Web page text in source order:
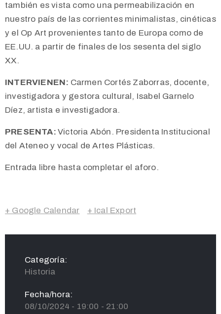
también es vista como una permeabilización en
nuestro país de las corrientes minimalistas, cinéticas
y el Op Art provenientes tanto de Europa como de
EE.UU. a partir de finales de los sesenta del siglo
XX.
INTERVIENEN: Carmen Cortés Zaborras, docente,
investigadora y gestora cultural, Isabel Garnelo
Díez, artista e investigadora.
PRESENTA: Victoria Abón. Presidenta Institucional
del Ateneo y vocal de Artes Plásticas.
Entrada libre hasta completar el aforo.
+ Google Calendar + Ical Export
Categoría:
Historia
Fecha/hora:
08/10/2024 - 19:00 - 21:00